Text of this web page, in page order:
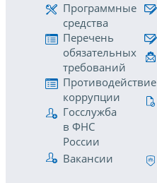
Программные
средства
Перечень
обязательных
требований
Противодействие
коррупции
Госслужба
в ФНС
России
Вакансии